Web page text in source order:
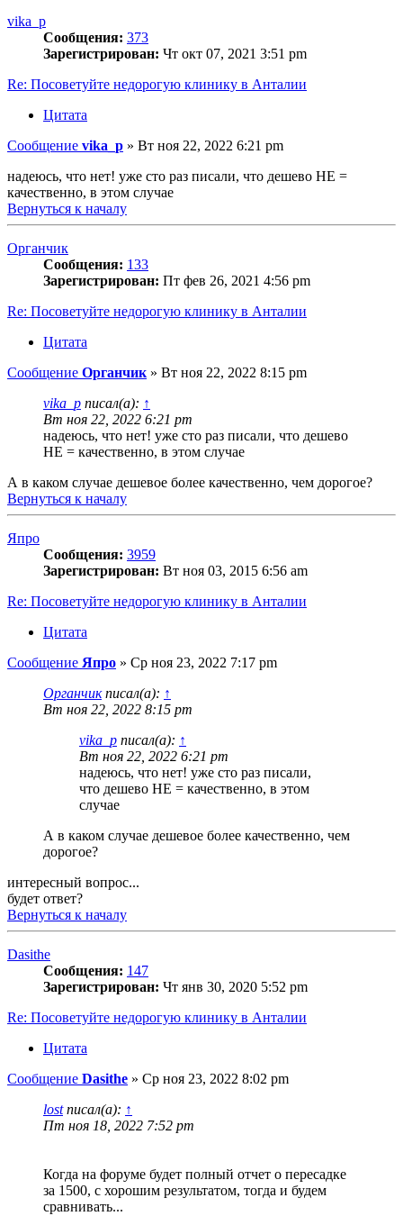
vika_p
Сообщения: 373
Зарегистрирован: Чт окт 07, 2021 3:51 pm
Re: Посоветуйте недорогую клинику в Анталии
Цитата
Сообщение vika_p » Вт ноя 22, 2022 6:21 pm
надеюсь, что нет! уже сто раз писали, что дешево НЕ =
качественно, в этом случае
Вернуться к началу
Органчик
Сообщения: 133
Зарегистрирован: Пт фев 26, 2021 4:56 pm
Re: Посоветуйте недорогую клинику в Анталии
Цитата
Сообщение Органчик » Вт ноя 22, 2022 8:15 pm
vika_p писал(а): ↑
Вт ноя 22, 2022 6:21 pm
надеюсь, что нет! уже сто раз писали, что дешево
НЕ = качественно, в этом случае
А в каком случае дешевое более качественно, чем дорогое?
Вернуться к началу
Япро
Сообщения: 3959
Зарегистрирован: Вт ноя 03, 2015 6:56 am
Re: Посоветуйте недорогую клинику в Анталии
Цитата
Сообщение Япро » Ср ноя 23, 2022 7:17 pm
Органчикписал(а): ↑
Вт ноя 22, 2022 8:15 pm
vika_p писал(а): ↑
Вт ноя 22, 2022 6:21 pm
надеюсь, что нет! уже сто раз писали,
что дешево НЕ = качественно, в этом
случае
А в каком случае дешевое более качественно, чем
дорогое?
интересный вопрос...
будет ответ?
Вернуться к началу
Dasithe
Сообщения: 147
Зарегистрирован: Чт янв 30, 2020 5:52 pm
Re: Посоветуйте недорогую клинику в Анталии
Цитата
Сообщение Dasithe » Ср ноя 23, 2022 8:02 pm
lostписал(а): ↑
Пт ноя 18, 2022 7:52 pm
Когда на форуме будет полный отчет о пересадке
за 1500, с хорошим результатом, тогда и будем
сравнивать...